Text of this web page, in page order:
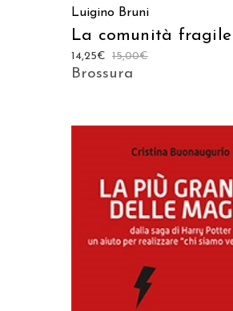
Luigino Bruni
La comunità fragile
15,00€
14,25€
Brossura
AGGIUNGI AL CARRELLO